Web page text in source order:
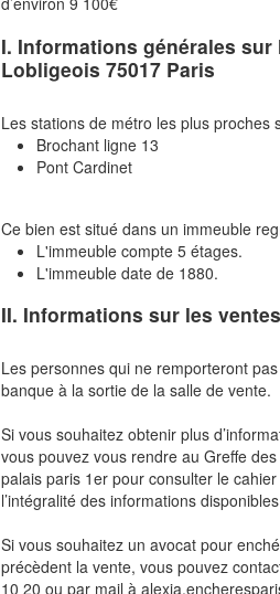
I. Informations générales
Lobligeois 75017 Paris
Les stations de métro les plus proches
Brochant ligne 13
Pont Cardinet
Ce bien est situé dans un immeuble
L'immeuble compte 5 étages.
L'immeuble date de 1880.
II. Informations sur les
Les personnes qui ne remporteront
banque à la sortie de la salle de vente.
Si vous souhaitez obtenir plus
vous pouvez vous rendre au Greffe
palais paris 1er pour consulter le
l’intégralité des informations
Si vous souhaitez un avocat pour
précèdent la vente, vous pouvez
10 20 ou par mail à